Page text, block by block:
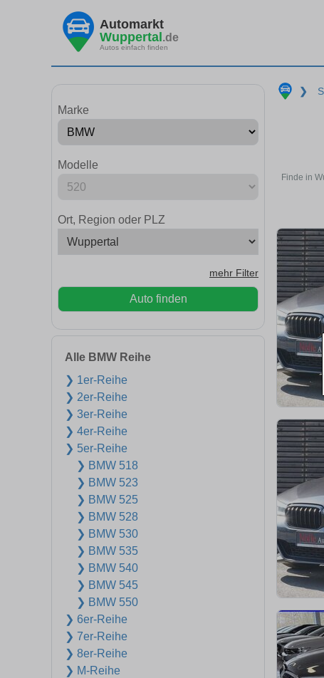
Automarkt
Wuppertal.de
Autos einfach finden
Marke
Modelle
Ort, Region oder PLZ
mehr Filter
Auto finden
Alle BMW Reihe
❯ 1er-Reihe
❯ 2er-Reihe
❯ 3er-Reihe
❯ 4er-Reihe
❯ 5er-Reihe
❯ BMW 518
❯ BMW 523
❯ BMW 525
❯ BMW 528
❯ BMW 530
❯ BMW 535
❯ BMW 540
❯ BMW 545
❯ BMW 550
❯ 6er-Reihe
❯ 7er-Reihe
❯ 8er-Reihe
❯ M-Reihe
❯
Finde in